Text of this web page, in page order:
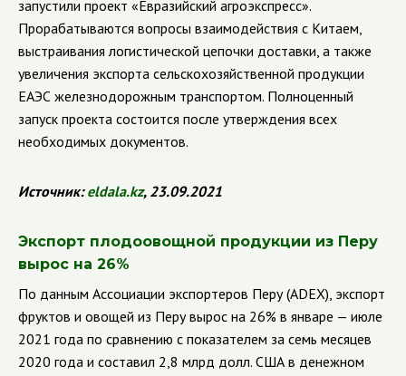
запустили проект «Евразийский агроэкспресс».
Прорабатываются вопросы взаимодействия с Китаем,
выстраивания логистической цепочки доставки, а также
увеличения экспорта сельскохозяйственной продукции
ЕАЭС железнодорожным транспортом. Полноценный
запуск проекта состоится после утверждения всех
необходимых документов.
Источник:eldala.kz, 23.09.2021
Экспорт плодоовощной продукции из Перу
вырос на 26%
По данным Ассоциации экспортеров Перу (ADEX), экспорт
фруктов и овощей из Перу вырос на 26% в январе — июле
2021 года по сравнению с показателем за семь месяцев
2020 года и составил 2,8 млрд долл. США в денежном